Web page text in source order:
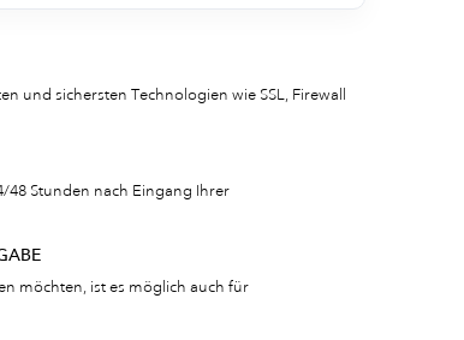
und sichersten Technologien wie SSL, Firewall
48 Stunden nach Eingang Ihrer
möchten, ist es möglich auch für